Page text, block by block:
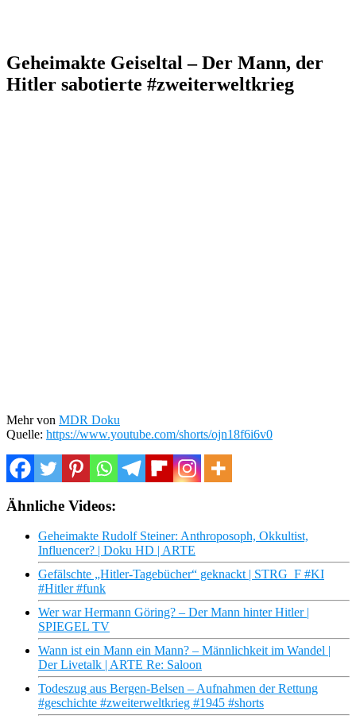
Geheimakte Geiseltal – Der Mann, der
Hitler sabotierte #zweiterweltkrieg
Mehr von MDR Doku
Quelle: https://www.youtube.com/shorts/ojn18f6i6v0
Ähnliche Videos:
Geheimakte Rudolf Steiner: Anthroposoph, Okkultist,
Influencer? | Doku HD | ARTE
Gefälschte „Hitler-Tagebücher“ geknackt | STRG_F #KI
#Hitler #funk
Wer war Hermann Göring? – Der Mann hinter Hitler |
SPIEGEL TV
Wann ist ein Mann ein Mann? – Männlichkeit im Wandel |
Der Livetalk | ARTE Re: Saloon
Todeszug aus Bergen-Belsen – Aufnahmen der Rettung
#geschichte #zweiterweltkrieg #1945 #shorts